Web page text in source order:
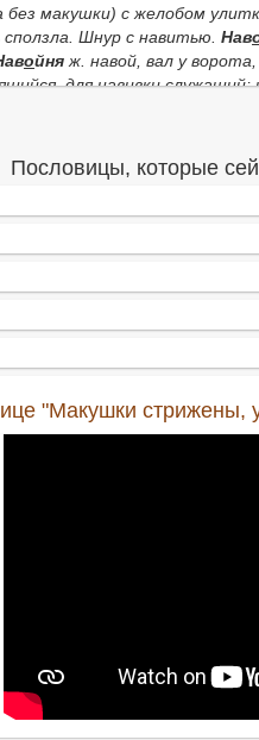
без макушки) с желобом
Шнур с навитью. Нав
ойня ж. навой, вал у
для навивки
, к ним
побеги, усики, зацепы
Пословицы, которые
"Макушки стрижены,